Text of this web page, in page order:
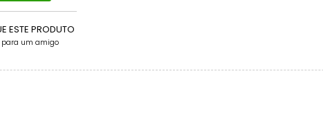
ESTE PRODUTO
um amigo